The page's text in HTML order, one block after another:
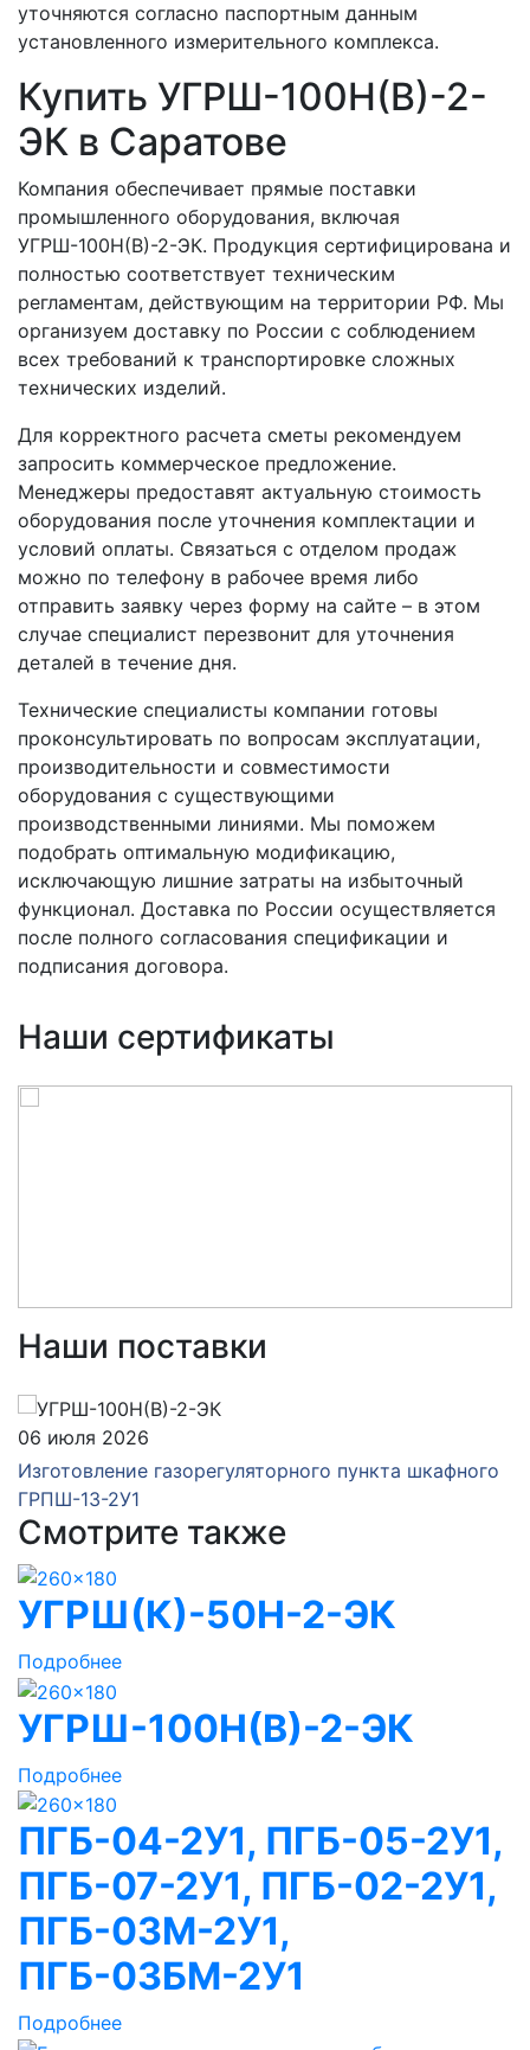
уточняются согласно паспортным данным
установленного измерительного комплекса.
Купить УГРШ-100Н(В)-2-
ЭК в Саратове
Компания обеспечивает прямые поставки
промышленного оборудования, включая
УГРШ-100Н(В)-2-ЭК. Продукция сертифицирована и
полностью соответствует техническим
регламентам, действующим на территории РФ. Мы
организуем доставку по России с соблюдением
всех требований к транспортировке сложных
технических изделий.
Для корректного расчета сметы рекомендуем
запросить коммерческое предложение.
Менеджеры предоставят актуальную стоимость
оборудования после уточнения комплектации и
условий оплаты. Связаться с отделом продаж
можно по телефону в рабочее время либо
отправить заявку через форму на сайте – в этом
случае специалист перезвонит для уточнения
деталей в течение дня.
Технические специалисты компании готовы
проконсультировать по вопросам эксплуатации,
производительности и совместимости
оборудования с существующими
производственными линиями. Мы поможем
подобрать оптимальную модификацию,
исключающую лишние затраты на избыточный
функционал. Доставка по России осуществляется
после полного согласования спецификации и
подписания договора.
Наши сертификаты
Наши поставки
06 июля 2026
Изготовление газорегуляторного пункта шкафного
ГРПШ-13-2У1
Смотрите также
УГРШ(К)-50Н-2-ЭК
Подробнее
УГРШ-100Н(В)-2-ЭК
Подробнее
ПГБ-04-2У1, ПГБ-05-2У1,
ПГБ-07-2У1, ПГБ-02-2У1,
ПГБ-03М-2У1,
ПГБ-03БМ-2У1
Подробнее